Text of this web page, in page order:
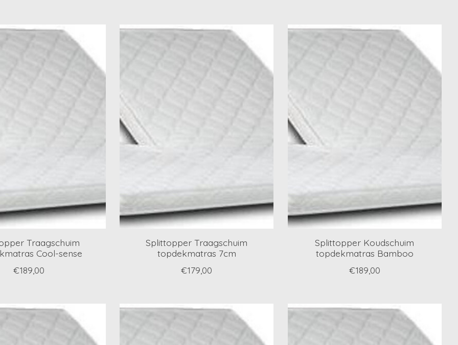
Traagschuim
Cool-sense
€189,00
Splittopper Traagschuim
topdekmatras 7cm
€179,00
Splittopper Koudschuim
topdekmatras Bamboo
€189,00